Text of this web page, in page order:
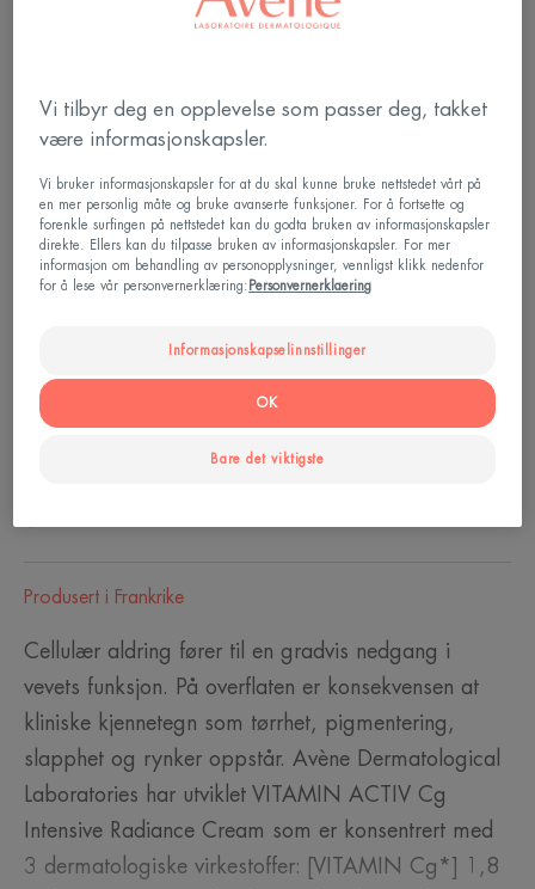
og hyaluronsyre, korrigerer VITAMIN ACTIV Cg
Intensive Radiance Cream rynker, jevner ut
1,8 % VITAMIN Cg, kjent for sin
antioksidanteffekt, tilsvarende 20 % vitamin C**
Gjenfyllbar krukke
Gjenfyllbar
Produsert i Frankrike
Cellulær aldring fører til en gradvis nedgang i
vevets funksjon. På overflaten er konsekvensen at
kliniske kjennetegn som tørrhet, pigmentering,
slapphet og rynker oppstår. Avène Dermatological
Laboratories har utviklet VITAMIN ACTIV Cg
Intensive Radiance Cream som er konsentrert med
3 dermatologiske virkestoffer: [VITAMIN Cg*] 1,8
Vi tilbyr deg en opplevelse som passer deg, takket
være informasjonskapsler.
Vi bruker informasjonskapsler for at du skal kunne bruke nettstedet vårt på
en mer personlig måte og bruke avanserte funksjoner. For å fortsette og
forenkle surfingen på nettstedet kan du godta bruken av informasjonskapsler
direkte. Ellers kan du tilpasse bruken av informasjonskapsler. For mer
informasjon om behandling av personopplysninger, vennligst klikk nedenfor
for å lese vår personvernerklæring: Personvernerklaering
Informasjonskapselinnstillinger
Bare det viktigste
OK